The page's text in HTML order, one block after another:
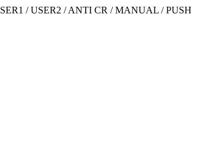
/ USER2 / ANTI CR / MANUAL / PUSH